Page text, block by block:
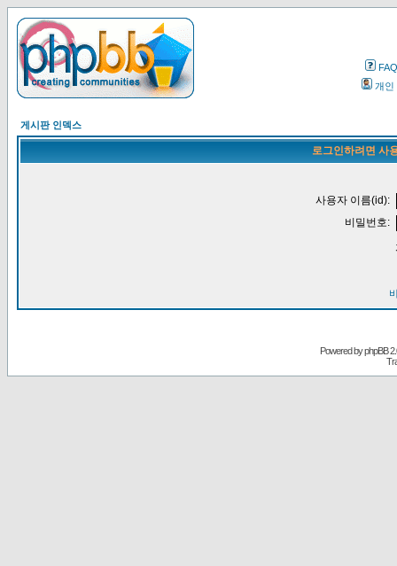
FAQ
개인
게시판 인덱스
로그인하려면 사
사용자 이름(id):
비밀번호:
Powered byphpBB